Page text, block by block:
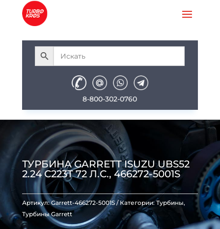
8-800-302-0760
ТУРБИНА GARRETT ISUZU UBS52
2.24 C223T 72 Л.С., 466272-5001S
Артикул:Garrett-466272-5001S Категории:Турбины,
Турбины Garrett